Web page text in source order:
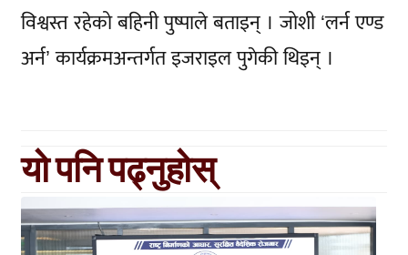
विश्वस्त रहेको बहिनी पुष्पाले बताइन् । जोशी ‘लर्न एण्ड
अर्न’ कार्यक्रमअन्तर्गत इजराइल पुगेकी थिइन् ।
यो पनि पढ्नुहोस्